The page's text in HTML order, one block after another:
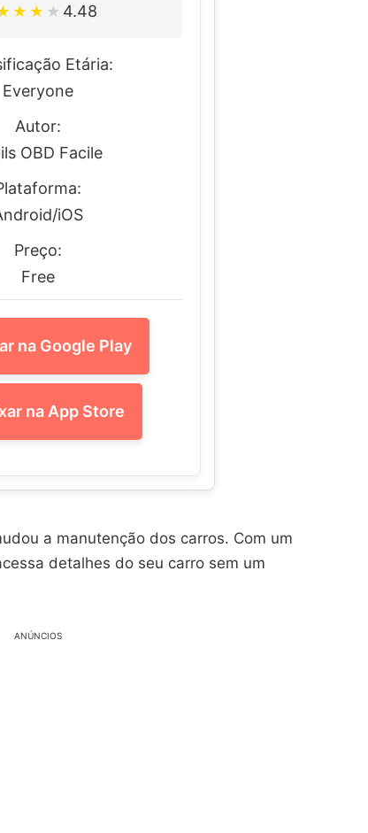
★ ★ ★ 4.48
Etária:
Everyone
Autor:
OBD Facile
iOS
Preço:
Free
na Google Play
na App Store
a manutenção dos carros. Com um
detalhes do seu carro sem um
ANÚNCIOS